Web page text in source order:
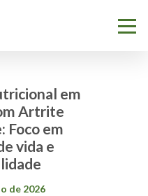
em
Artrite
Foco em
vida e
de 2026